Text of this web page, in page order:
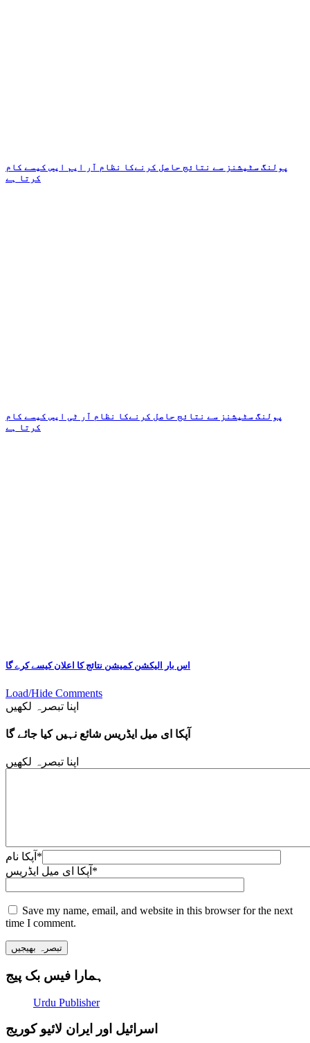
پولنگ سٹیشنز سے نتائج حاصل کرنےکا نظام آر ایم ایس کیسے کام
کرتا ہے
پولنگ سٹیشنز سے نتائج حاصل کرنےکا نظام آر ٹی ایس کیسے کام
کرتا ہے
اس بار الیکشن کمیشن نتائج کا اعلان کیسے کرے گا
Load/Hide Comments
اپنا تبصرہ لکھیں
آپکا ای میل ایڈریس شائع نہیں کیا جائے گا
اپنا تبصرہ لکھیں
آپکا نام *
آپکا ای میل ایڈریس *
Save my name, email, and website in this browser for the next
time I comment.
ہمارا فیس بک پیج
Urdu Publisher
اسرائیل اور ایران لائیو کوریج